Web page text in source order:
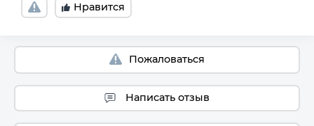
Нравится
Пожаловаться
Написать отзыв